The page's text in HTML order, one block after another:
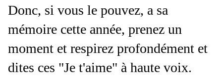
Donc, si vous le pouvez, a sa
mémoire cette année, prenez un
moment et respirez profondément et
dites ces "Je t'aime" à haute voix.